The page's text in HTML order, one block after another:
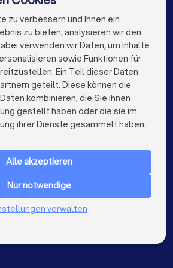
etc.)
der Ereignisse
der Gegenseite
Fotos, Zeugenaussagen)
und Ziele
mit ähnlichen Fällen?
Sie meine Erfolgsaussichten ein?
empfehlen Sie?
Rechtsanwälte in Hamburg
Rechtsanwälte in Köln
in Frankfurt am Main
in Stuttgart
in Düsseldorf
Rechtsanwälte in Bremen
in Nürnberg
in Dresden
für Sie
zu verbessern und Ihnen ein
zu bieten, analysieren wir den
verwenden wir Daten, um Inhalte
sowie Funktionen für
Ein Teil dieser Daten
geteilt. Diese können die
kombinieren, die Sie ihnen
gestellt haben oder die sie im
ihrer Dienste gesammelt haben.
Alle akzeptieren
Nur notwendige
verwalten